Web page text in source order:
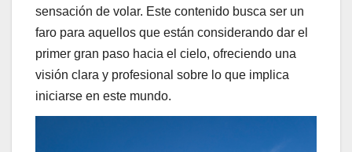
sensación de volar. Este contenido busca ser un
faro para aquellos que están considerando dar el
primer gran paso hacia el cielo, ofreciendo una
visión clara y profesional sobre lo que implica
iniciarse en este mundo.